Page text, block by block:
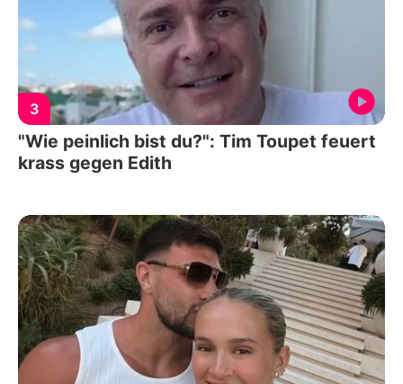
3
"Wie peinlich bist du?": Tim Toupet feuert
krass gegen Edith